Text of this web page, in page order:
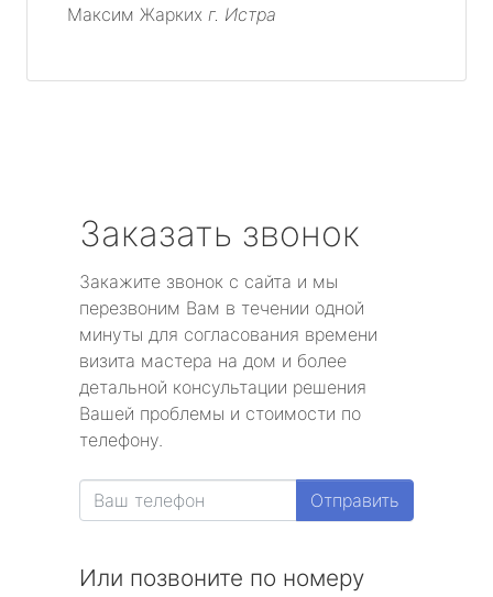
Максим Жарких г. Истра
Заказать звонок
Закажите звонок с сайта и мы
перезвоним Вам в течении одной
минуты для согласования времени
визита мастера на дом и более
детальной консультации решения
Вашей проблемы и стоимости по
телефону.
Отправить
Или позвоните по номеру